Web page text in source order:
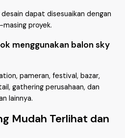
dapat disesuaikan dengan
proyek.
menggunakan balon sky
pameran, festival, bazar,
gathering perusahaan, dan
lainnya.
Mudah Terlihat dan